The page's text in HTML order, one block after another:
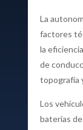
La
factores
la
de
topografía
Los
baterías